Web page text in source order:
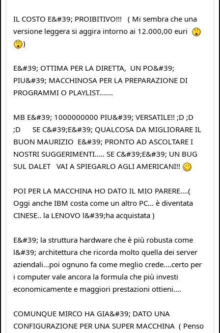
IL COSTO E&#39; PROIBITIVO!!! ( Mi sembra che una
versione leggera si aggira intorno ai 12.000,00 euri
)
E&#39; OTTIMA PER LA DIRETTA, UN PO&#39;
PIU&#39; MACCHINOSA PER LA PREPARAZIONE DI
PROGRAMMI O PLAYLIST.......
MB E&#39; 1000000000 PIU&#39; VERSATILE!! ;D ;D
;D SE C&#39;E&#39; QUALCOSA DA MIGLIORARE IL
BUON MAURIZIO E&#39; PRONTO AD ASCOLTARE I
NOSTRI SUGGERIMENTI..... SE C&#39;E&#39; UN BUG
SUL DALET VAI A SPIEGARLO AGLI AMERICANI!!
POI PER LA MACCHINA HO DATO IL MIO PARERE....(
Oggi anche IBM costa come un altro PC... è diventata
CINESE.. la LENOVO l&#39;ha acquistata )
E&#39; la struttura hardware che è più robusta come
l&#39; architettura che ricorda molto quella dei server
aziendali...poi ognuno fa come meglio crede....certo per
i computer vale ancora la formula che più investi
economicamente e maggiori prestazioni ottieni....
COMUNQUE MIRCO HA GIA&#39; DATO UNA
CONFIGURAZIONE PER UNA SUPER MACCHINA ( Penso